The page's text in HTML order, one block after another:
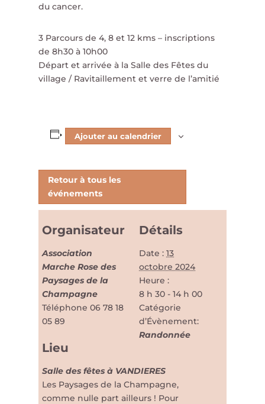
du cancer.
3 Parcours de 4, 8 et 12 kms – inscriptions
de 8h30 à 10h00
Départ et arrivée à la Salle des Fêtes du
village / Ravitaillement et verre de l’amitié
Ajouter au calendrier
Détails
Date : 13
octobre 2024
Heure :
8 h 30 - 14 h 00
Catégorie
d’Évènement:
Randonnée
Lieu
Salle des fêtes à VANDIERES
Les Paysages de la Champagne,
comme nulle part ailleurs ! Pour
Organisateur
Association
Marche Rose des
Paysages de la
Champagne
Téléphone06 78 18
05 89
Retour à tous les
événements